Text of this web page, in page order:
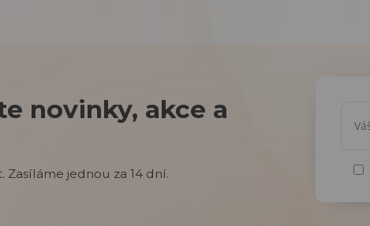
novinky, akce a
Zasíláme jednou za 14 dní.